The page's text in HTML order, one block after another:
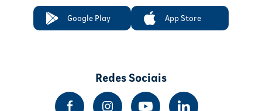
Google Play App Store
Redes Sociais